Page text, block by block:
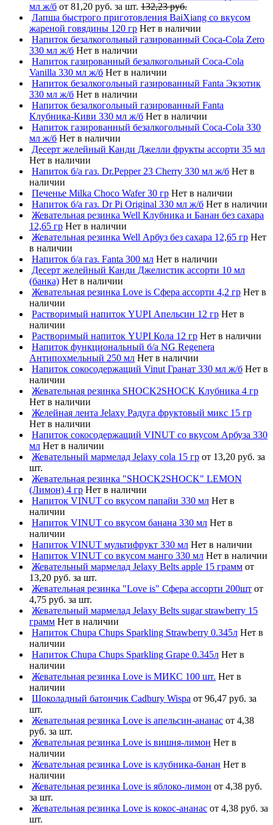
мл ж/б от 81,20 руб. за шт. 132,23 руб.
Лапша быстрого приготовления BaiXiang со вкусом
жареной говядины 120 гр Нет в наличии
Напиток безалкогольный газированный Coca-Cola Zero
330 мл ж/б Нет в наличии
Напиток газированный безалкогольный Coca-Cola
Vanilla 330 мл ж/б Нет в наличии
Напиток безалкогольный газированный Fanta Экзотик
330 мл ж/б Нет в наличии
Напиток безалкогольный газированный Fanta
Клубника-Киви 330 мл ж/б Нет в наличии
Напиток газированный безалкогольный Coca-Cola 330
мл ж/б Нет в наличии
Десерт желейный Канди Джелли фрукты ассорти 35 мл
Нет в наличии
Напиток б/а газ. Dr.Pepper 23 Cherry 330 мл ж/б Нет в
наличии
Печенье Milka Choco Wafer 30 гр Нет в наличии
Напиток б/а газ. Dr Pi Original 330 мл ж/б Нет в наличии
Жевательная резинка Well Клубника и Банан без сахара
12,65 гр Нет в наличии
Жевательная резинка Well Арбуз без сахара 12,65 гр Нет
в наличии
Напиток б/а газ. Fanta 300 мл Нет в наличии
Десерт желейный Канди Джелистик ассорти 10 мл
(банка) Нет в наличии
Жевательная резинка Love is Сфера ассорти 4,2 гр Нет в
наличии
Растворимый напиток YUPI Апельсин 12 гр Нет в
наличии
Растворимый напиток YUPI Кола 12 гр Нет в наличии
Напиток функциональный б/а NG Regenera
Антипохмельный 250 мл Нет в наличии
Напиток сокосодержащий Vinut Гранат 330 мл ж/б Нет в
наличии
Жевательная резинка SHOCK2SHOCK Клубника 4 гр
Нет в наличии
Желейная лента Jelaxy Радуга фруктовый микс 15 гр
Нет в наличии
Напиток сокосодержащий VINUT со вкусом Арбуза 330
мл Нет в наличии
Жевательный мармелад Jelaxy cola 15 гр от 13,20 руб. за
шт.
Жевательная резинка "SHOCK2SHOCK" LEMON
(Лимон) 4 гр Нет в наличии
Напиток VINUT со вкусом папайи 330 мл Нет в
наличии
Напиток VINUT со вкусом банана 330 мл Нет в
наличии
Напиток VINUT мультифрукт 330 мл Нет в наличии
Напиток VINUT со вкусом манго 330 мл Нет в наличии
Жевательный мармелад Jelaxy Belts apple 15 грамм от
13,20 руб. за шт.
Жевательная резинка "Love is" Сфера ассорти 200шт от
4,75 руб. за шт.
Жевательный мармелад Jelaxy Belts sugar strawberry 15
грамм Нет в наличии
Напиток Chupa Chups Sparkling Strawberry 0.345л Нет в
наличии
Напиток Chupa Chups Sparkling Grape 0.345л Нет в
наличии
Жевательная резинка Love is МИКС 100 шт. Нет в
наличии
Шоколадный батончик Cadbury Wispa от 96,47 руб. за
шт.
Жевательная резинка Love is апельсин-ананас от 4,38
руб. за шт.
Жевательная резинка Love is вишня-лимон Нет в
наличии
Жевательная резинка Love is клубника-банан Нет в
наличии
Жевательная резинка Love is яблоко-лимон от 4,38 руб.
за шт.
Жевательная резинка Love is кокос-ананас от 4,38 руб. за
шт.